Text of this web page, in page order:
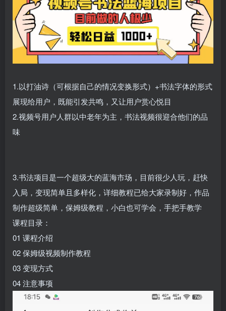
1.以打油诗（可根据自己的情况变换形式）+书法字体的形式
展现给用户，既能引发共鸣，又让用户赏心悦目
2.视频号用户人群以中老年为主，书法视频很迎合他们的品
味
3.书法项目是一个超级大的蓝海市场，目前很少人玩，赶快
入局，变现简单且多样化，详细教程已给大家录制好，作品
制作超级简单，保姆级教程，小白也可学会，手把手教学
课程目录：
01 课程介绍
02 保姆级视频制作教程
03 变现方式
04 注意事项